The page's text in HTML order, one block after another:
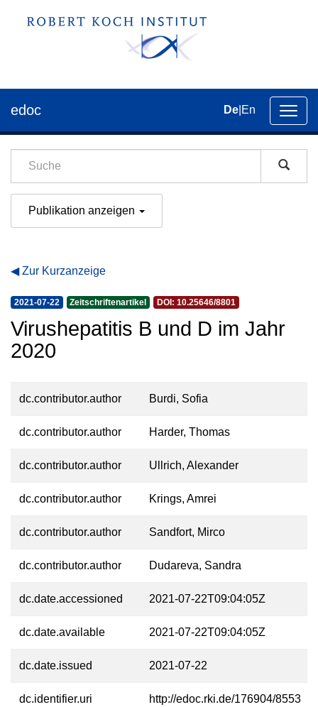
der
edoc De En
Publikation anzeigen
Zur Kurzanzeige
2021-07-22 Zeitschriftenartikel DOI: 10.25646/8801
Virushepatitis B und D im Jahr
2020
dc.contributor.author Burdi, Sofia
dc.contributor.author Harder, Thomas
dc.contributor.author Ullrich, Alexander
dc.contributor.author Krings, Amrei
dc.contributor.author Sandfort, Mirco
dc.contributor.author Dudareva, Sandra
dc.date.accessioned 2021-07-22T09:04:05Z
dc.date.available 2021-07-22T09:04:05Z
dc.date.issued 2021-07-22
dc.identifier.uri http://edoc.rki.de/176904/8553